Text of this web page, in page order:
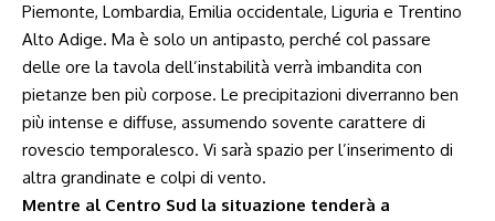
Piemonte, Lombardia, Emilia occidentale, Liguria e Trentino
Alto Adige. Ma è solo un antipasto, perché col passare
delle ore la tavola dell’instabilità verrà imbandita con
pietanze ben più corpose. Le precipitazioni diverranno ben
più intense e diffuse, assumendo sovente carattere di
rovescio temporalesco. Vi sarà spazio per l’inserimento di
altra grandinate e colpi di vento.
Mentre al Centro Sud la situazione tenderà a